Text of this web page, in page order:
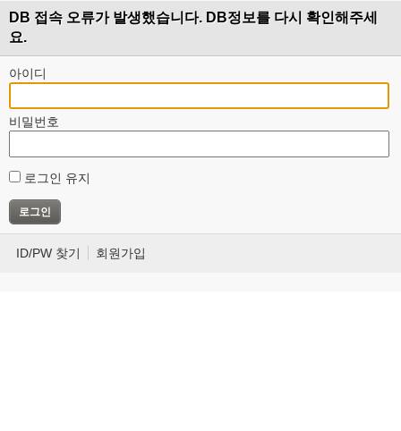
DB 접속 오류가 발생했습니다. DB정보를 다시 확인해주세
요.
아이디
비밀번호
로그인 유지
ID/PW 찾기 회원가입